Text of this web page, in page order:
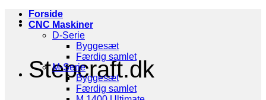
Stepcraft.dk
Forside
CNC Maskiner
D-Serie
Byggesæt
Færdig samlet
M-Serie
Byggesæt
Færdig samlet